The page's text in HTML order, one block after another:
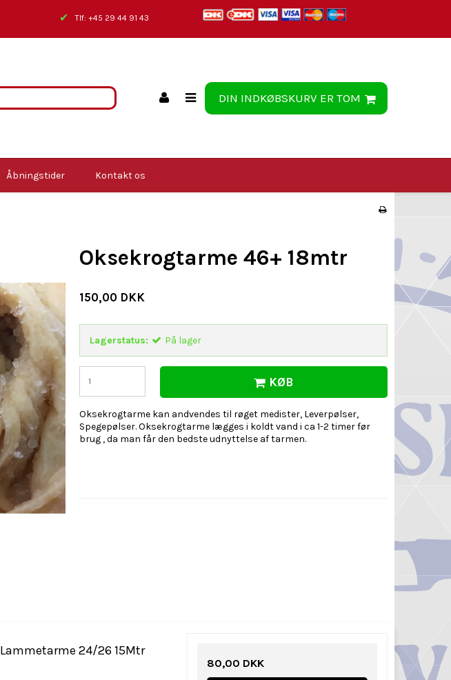
DIN INDKØBSKURV ER TOM
Åbningstider Kontakt os
✔ Tlf: +45 29 44 91 43
Oksekrogtarme 46+ 18mtr
150,00 DKK
Lagerstatus: På lager
KØB
Oksekrogtarme kan andvendes til røget medister, Leverpølser,
Spegepølser. Oksekrogtarme lægges i koldt vand i ca 1-2 timer før
brug , da man får den bedste udnyttelse af tarmen.
Lammetarme 24/26 15Mtr
80,00 DKK